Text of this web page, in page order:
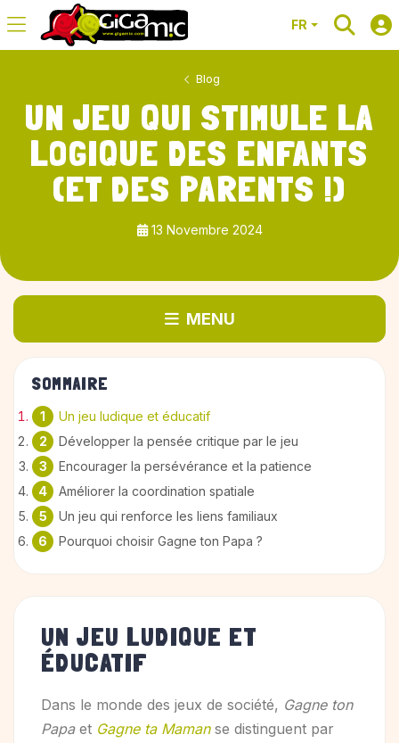
FR
Blog
UN JEU QUI STIMULE LA
LOGIQUE DES ENFANTS
(ET DES PARENTS !)
13 Novembre 2024
SOMMAIRE
Un jeu ludique et éducatif
Développer la pensée critique par le jeu
Encourager la persévérance et la patience
Améliorer la coordination spatiale
Un jeu qui renforce les liens familiaux
Pourquoi choisir Gagne ton Papa ?
UN JEU LUDIQUE ET
ÉDUCATIF
Dans le monde des jeux de société, Gagne ton
Papaet Gagne ta Mamanse distinguent par
MENU